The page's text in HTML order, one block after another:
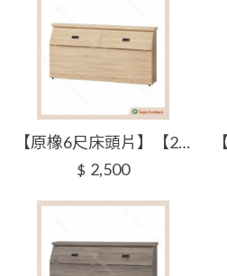
【原橡6尺床頭片】【2026-H205-7】【添興家具】
$ 2,500